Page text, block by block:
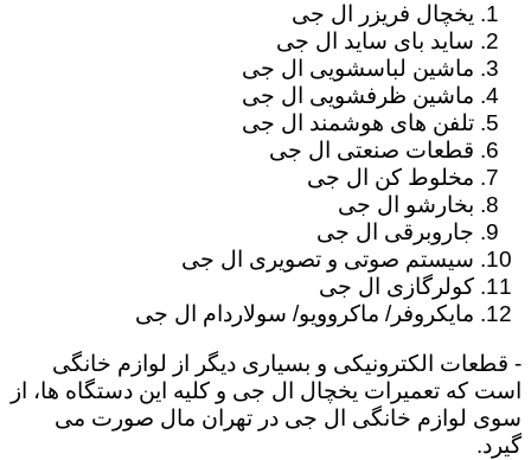
یخچال فریزر ال جی
ساید بای ساید ال جی
ماشین لباسشویی ال جی
ماشین ظرفشویی ال جی
تلفن های هوشمند ال جی
قطعات صنعتی ال جی
مخلوط کن ال جی
بخارشو ال جی
جاروبرقی ال جی
سیستم صوتی و تصویری ال جی
کولرگازی ال جی
مایکروفر/ ماکروویو/ سولاردام ال جی
- قطعات الکترونیکی و بسیاری دیگر از لوازم خانگی
است که تعمیرات یخچال ال جی و کلیه این دستگاه ها، از
سوی لوازم خانگی ال جی در تهران مال صورت می
گیرد.